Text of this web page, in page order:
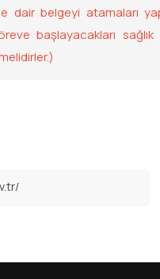
dair belgeyi atamaları
başlayacakları